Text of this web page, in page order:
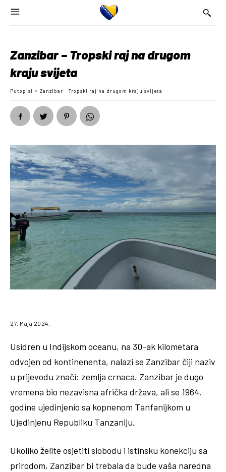
Zanzibar – Tropski raj na drugom
kraju svijeta
Putopisi Zanzibar - Tropski raj na drugom kraju svijeta
27. Maja 2024.
Usidren u Indijskom oceanu, na 30-ak kilometara
odvojen od kontinenenta, nalazi se Zanzibar čiji naziv
u prijevodu znači: zemlja crnaca. Zanzibar je dugo
vremena bio nezavisna afrička država, ali se 1964.
godine ujedinjenio sa kopnenom Tanfanijkom u
Ujedinjenu Republiku Tanzaniju.
Ukoliko želite osjetiti slobodu i istinsku konekciju sa
prirodom, Zanzibar bi trebala da bude vaša naredna